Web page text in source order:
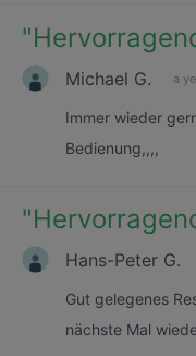
"
Michael G. a
Immer wieder
Bedienung,,,,
"
Hans-Peter G.
Gut gelegenes
nächste Mal